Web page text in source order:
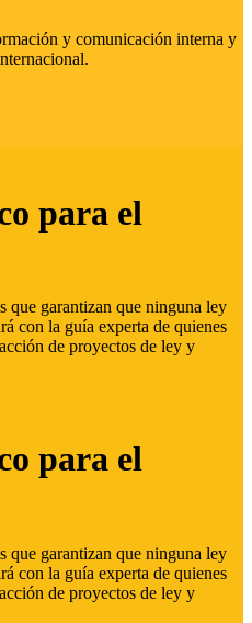
y comunicación interna y
para el
que garantizan que ninguna ley
con la guía experta de quienes
de proyectos de ley y
para el
que garantizan que ninguna ley
con la guía experta de quienes
de proyectos de ley y